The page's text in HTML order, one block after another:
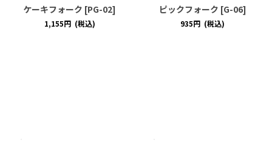
ケーキフォーク [PG-02]
1,155円 (税込)
ピックフォーク [G-06]
935円 (税込)